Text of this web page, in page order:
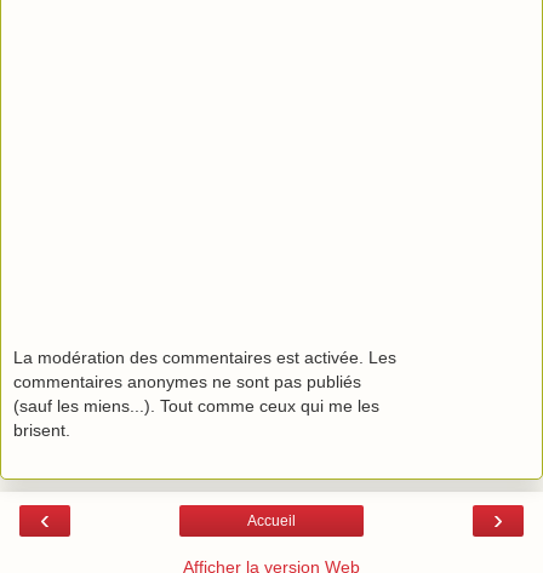
La modération des commentaires est activée. Les
commentaires anonymes ne sont pas publiés
(sauf les miens...). Tout comme ceux qui me les
brisent.
‹ ›
Accueil
Afficher la version Web